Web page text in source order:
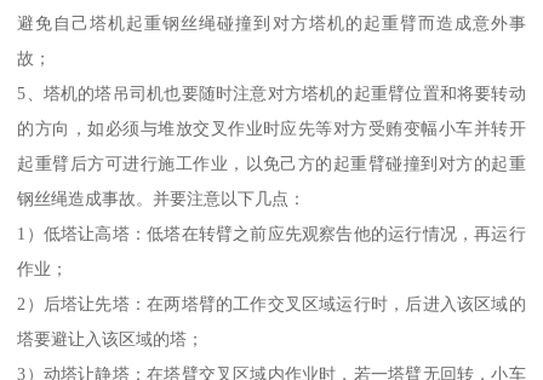
避免自己塔机起重钢丝绳碰撞到对方塔机的起重臂而造成意外事
故；
5、塔机的塔吊司机也要随时注意对方塔机的起重臂位置和将要转动
的方向，如必须与堆放交叉作业时应先等对方受贿变幅小车并转开
起重臂后方可进行施工作业，以免己方的起重臂碰撞到对方的起重
钢丝绳造成事故。并要注意以下几点：
1）低塔让高塔：低塔在转臂之前应先观察告他的运行情况，再运行
作业；
2）后塔让先塔：在两塔臂的工作交叉区域运行时，后进入该区域的
塔要避让入该区域的塔；
3）动塔让静塔：在塔臂交叉区域内作业时，若一塔臂无回转，小车